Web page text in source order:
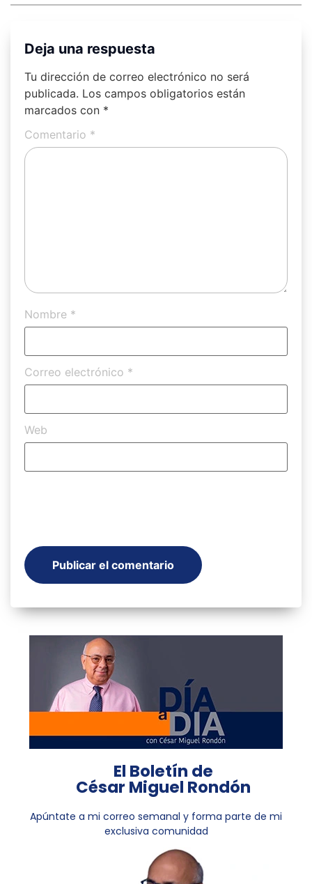
Deja una respuesta
Tu dirección de correo electrónico no será
publicada. Los campos obligatorios están
marcados con *
Comentario *
Nombre *
Correo electrónico *
Web
El Boletín de
César Miguel Rondón
Apúntate a mi correo semanal y forma parte de mi
exclusiva comunidad